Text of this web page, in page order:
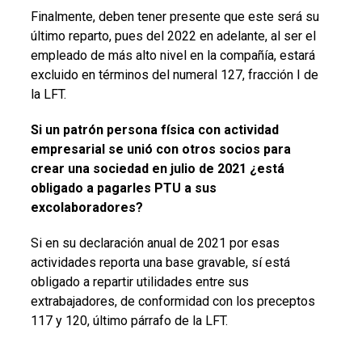
Finalmente, deben tener presente que este será su
último reparto, pues del 2022 en adelante, al ser el
empleado de más alto nivel en la compañía, estará
excluido en términos del numeral 127, fracción I de
la LFT.
Si un patrón persona física con actividad
empresarial se unió con otros socios para
crear una sociedad en julio de 2021 ¿está
obligado a pagarles PTU a sus
excolaboradores?
Si en su declaración anual de 2021 por esas
actividades reporta una base gravable, sí está
obligado a repartir utilidades entre sus
extrabajadores, de conformidad con los preceptos
117 y 120, último párrafo de la LFT.